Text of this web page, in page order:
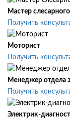
Мастер
Получить
Моторист
Получить
Менеджер отдела
Получить
Электрик-диагност